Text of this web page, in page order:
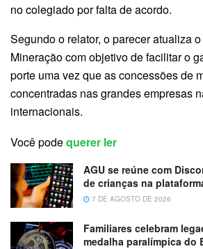
no colegiado por falta de acordo.
Segundo o relator, o parecer atualiza
Mineração com objetivo de facilitar o
porte uma vez que as concessões de
concentradas nas grandes empresas
internacionais.
Você podequerer ler
AGU se reúne com
de crianças na
7 DE AGOSTO DE 2026
Familiares celebram
medalha paralímpica do